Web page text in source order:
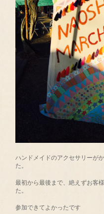
ハンドメイドのアクセサリーが
た。
最初から最後まで、絶えずお客
た。
参加できてよかったです